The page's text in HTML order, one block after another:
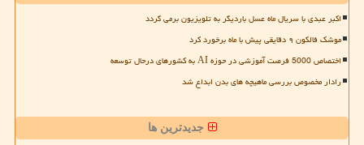
اکبر عبدی با سریال ماه عسل باردیگر به تلویزیون برمی گردد
موشک فالکون ۹ دقایقی پیش با ماه برخورد کرد
اختصاص 5000 فرصت آموزشی در حوزه AI به کشورهای درحال توسعه
رادار مخصوص بررسی ماهیچه های بدن ابداع شد
جدیدترین ها